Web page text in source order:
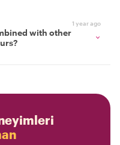
1 year ago
with other